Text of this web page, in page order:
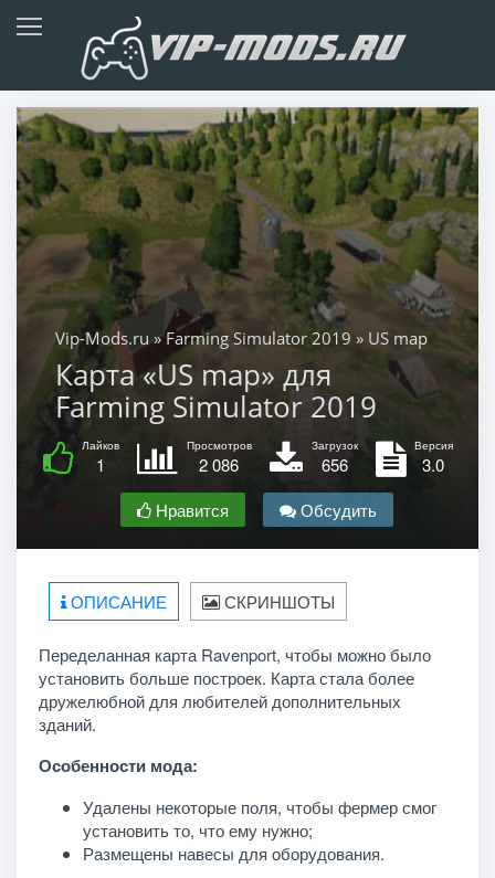
Vip-Mods.ru»Farming Simulator 2019 » US map
Карта «US map» для
Farming Simulator 2019
Лайков
1
Просмотров
2 086
Загрузок
656
Версия
3.0
Нравится
Обсудить
ОПИСАНИЕ СКРИНШОТЫ
Переделанная карта Ravenport, чтобы можно было
установить больше построек. Карта стала более
дружелюбной для любителей дополнительных
зданий.
Особенности мода:
Удалены некоторые поля, чтобы фермер смог
установить то, что ему нужно;
Размещены навесы для оборудования.